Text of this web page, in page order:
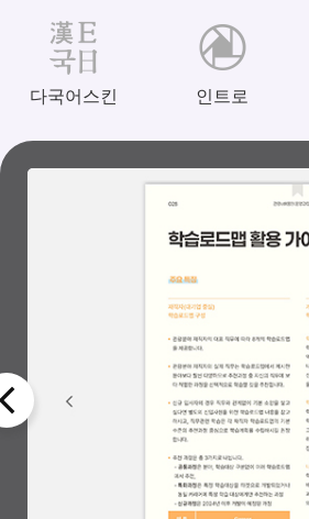
다국어스킨 인트로